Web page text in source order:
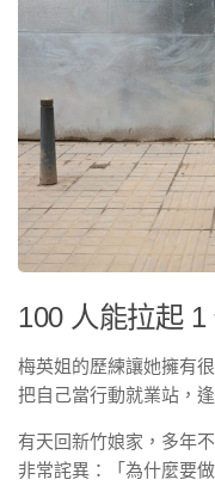
100 人能拉起
梅英姐的歷練讓她擁有
把自己當行動就業站，
有天回新竹娘家，多年
非常詫異：「為什麼要